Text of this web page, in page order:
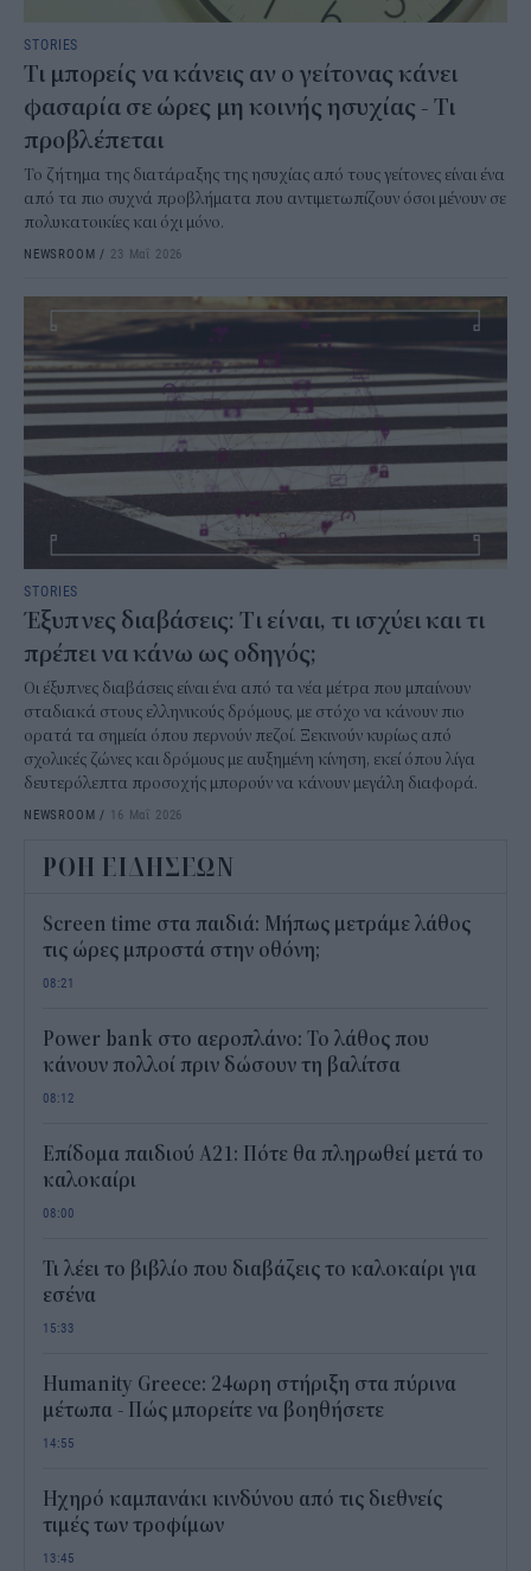
STORIES
Τι μπορείς να κάνεις αν ο γείτονας κάνει
φασαρία σε ώρες μη κοινής ησυχίας - Τι
προβλέπεται
Το ζήτημα της διατάραξης της ησυχίας από τους γείτονες είναι ένα
από τα πιο συχνά προβλήματα που αντιμετωπίζουν όσοι μένουν σε
πολυκατοικίες και όχι μόνο.
NEWSROOM / 23 Μαΐ 2026
STORIES
Έξυπνες διαβάσεις: Tι είναι, τι ισχύει και τι
πρέπει να κάνω ως οδηγός;
Οι έξυπνες διαβάσεις είναι ένα από τα νέα μέτρα που μπαίνουν
σταδιακά στους ελληνικούς δρόμους, με στόχο να κάνουν πιο
ορατά τα σημεία όπου περνούν πεζοί. Ξεκινούν κυρίως από
σχολικές ζώνες και δρόμους με αυξημένη κίνηση, εκεί όπου λίγα
δευτερόλεπτα προσοχής μπορούν να κάνουν μεγάλη διαφορά.
NEWSROOM / 16 Μαΐ 2026
ΡΟΗ ΕΙΔΗΣΕΩΝ
Screen time στα παιδιά: Μήπως μετράμε λάθος
τις ώρες μπροστά στην οθόνη;
08:21
Power bank στο αεροπλάνο: Το λάθος που
κάνουν πολλοί πριν δώσουν τη βαλίτσα
08:12
Επίδομα παιδιού Α21: Πότε θα πληρωθεί μετά το
καλοκαίρι
08:00
Τι λέει το βιβλίο που διαβάζεις το καλοκαίρι για
εσένα
15:33
Humanity Greece: 24ωρη στήριξη στα πύρινα
μέτωπα - Πώς μπορείτε να βοηθήσετε
14:55
Ηχηρό καμπανάκι κινδύνου από τις διεθνείς
τιμές των τροφίμων
13:45